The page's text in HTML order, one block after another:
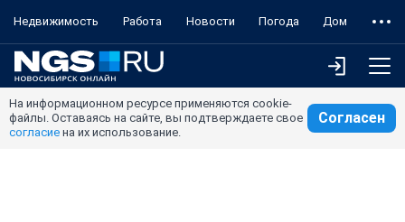
Недвижимость Работа Новости Погода Дом
На информационном ресурсе применяются cookie-
файлы. Оставаясь на сайте, вы подтверждаете свое
согласие на их использование.
Согласен